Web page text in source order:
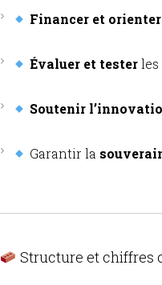
Financer et
Évaluer et testerles
Soutenir
Garantir la
Structure et chiffres